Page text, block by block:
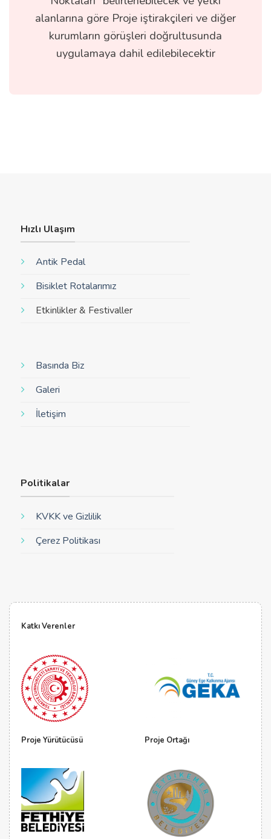
alanlarına göre Proje iştirakçileri ve diğer
kurumların görüşleri doğrultusunda
uygulamaya dahil edilebilecektir
Hızlı Ulaşım
Antik Pedal
Bisiklet Rotalarımız
Etkinlikler & Festivaller
Basında Biz
Galeri
İletişim
Politikalar
KVKK ve Gizlilik
Çerez Politikası
Katkı Verenler
Proje Yürütücüsü Proje Ortağı